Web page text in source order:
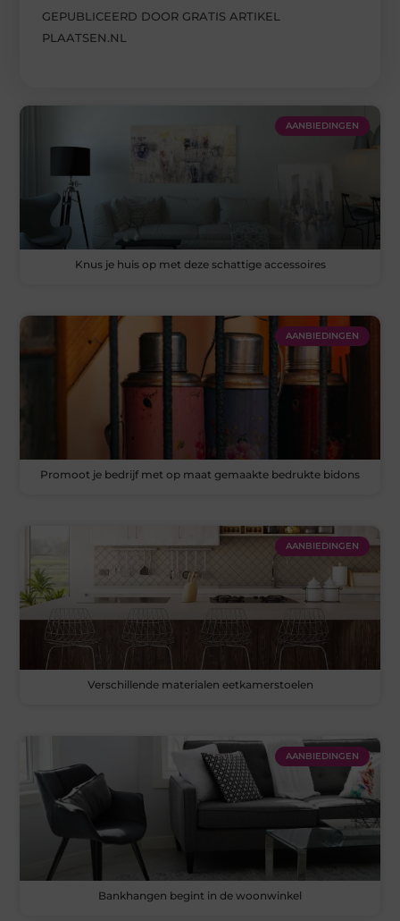
GEPUBLICEERD DOOR GRATIS ARTIKEL
PLAATSEN.NL
AANBIEDINGEN
Knus je huis op met deze schattige accessoires
AANBIEDINGEN
Promoot je bedrijf met op maat gemaakte bedrukte bidons
AANBIEDINGEN
Verschillende materialen eetkamerstoelen
AANBIEDINGEN
Bankhangen begint in de woonwinkel